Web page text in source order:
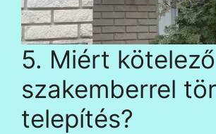
5. Miért
szakemberrel
telepítés?